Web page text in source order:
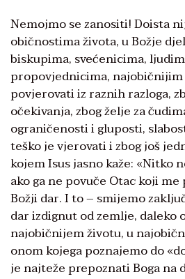
Nemojmo se zanositi! Doista
običnostima života, u Božje
biskupima, svećenicima,
propovjednicima, najobičnijim
povjerovati iz raznih razloga,
očekivanja, zbog želje za
ograničenosti i gluposti,
teško je vjerovati i zbog još
kojem Isus jasno kaže: «Nitko
ako ga ne povuče Otac koji
Božji dar. I to – smijemo
dar izdignut od zemlje, daleko
najobičnijem životu, u
onom kojega poznajemo do
je najteže prepoznati Boga na